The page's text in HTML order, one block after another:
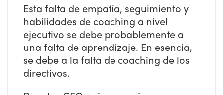
Esta falta de empatía, seguimiento y
habilidades de coaching a nivel
ejecutivo se debe probablemente a
una falta de aprendizaje. En esencia,
se debe a la falta de coaching de los
directivos.